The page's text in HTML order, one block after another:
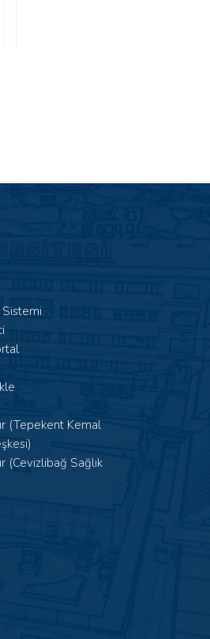
(Tepekent Kemal
(Cevizlibağ Sağlık